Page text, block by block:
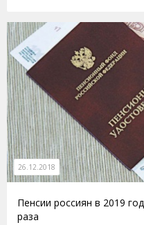
26.12.2018
Пенсии россиян в 2019
раза